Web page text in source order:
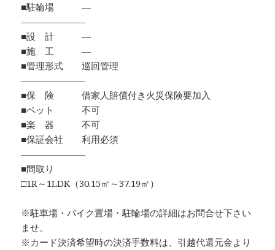
■駐輪場 ―
―――――――
■設 計 ―
■施 工 ―
■管理形式 巡回管理
―――――――
■保 険 借家人賠償付き火災保険要加入
■ペット 不可
■楽 器 不可
■保証会社 利用必須
―――――――
■間取り
□1R～1LDK（30.15㎡～37.19㎡）
※駐車場・バイク置場・駐輪場の詳細はお問合せ下さい
ませ。
※カード決済希望時の決済手数料は、引越代還元金より